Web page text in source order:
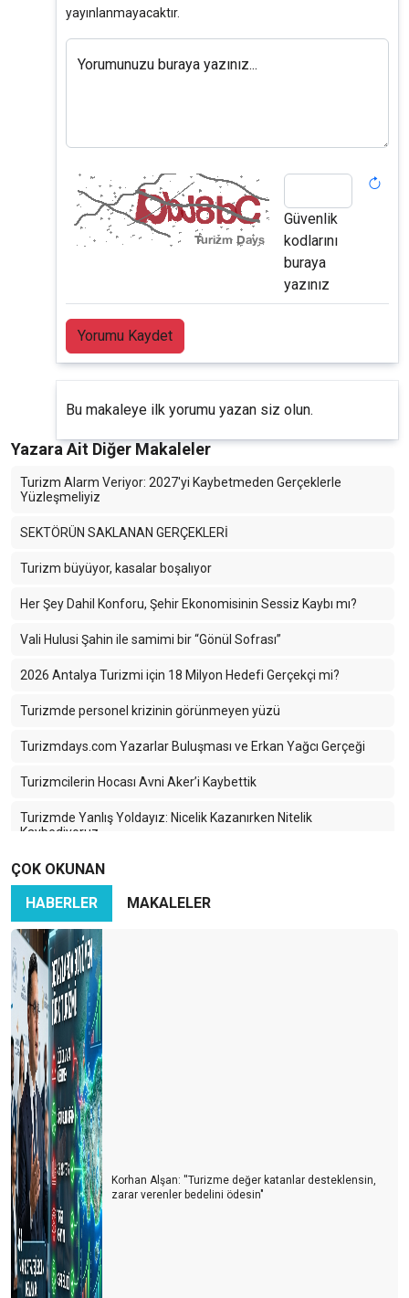
yayınlanmayacaktır.
Yorumunuzu buraya yazınız...
Güvenlik
kodlarını
buraya
yazınız
Yorumu Kaydet
Bu makaleye ilk yorumu yazan siz olun.
Yazara Ait Diğer Makaleler
Turizm Alarm Veriyor: 2027'yi Kaybetmeden Gerçeklerle
Yüzleşmeliyiz
SEKTÖRÜN SAKLANAN GERÇEKLERİ
Turizm büyüyor, kasalar boşalıyor
Her Şey Dahil Konforu, Şehir Ekonomisinin Sessiz Kaybı mı?
Vali Hulusi Şahin ile samimi bir “Gönül Sofrası”
2026 Antalya Turizmi için 18 Milyon Hedefi Gerçekçi mi?
Turizmde personel krizinin görünmeyen yüzü
Turizmdays.com Yazarlar Buluşması ve Erkan Yağcı Gerçeği
Turizmcilerin Hocası Avni Aker’i Kaybettik
Turizmde Yanlış Yoldayız: Nicelik Kazanırken Nitelik
Kaybediyoruz
Türkiye Turizminde 2025: Ayağımıza Kurşun Sıkıyoruz
Karadeniz’in Sessiz Güzelliği: Turizmin Yükselen Yıldızı Ama
Hangi Bedelle?
İran-İsrail Savaşı Turizmi Vurdu: Türk Turizmi Tehlikede mi?
Azerbaycan Turizme Göz Kırpıyor
Türkiye’nin En Büyük Rakibi: Yine Türkiye
Turizmcinin Bitmeyen Çilesi: Bir Kriz Biter, Yenisi Başlar!
Turizm Sektörü Nereye Gidiyor?
Turizmci İkilem içinde
2024 Yılı Turizm Değerlendirmesi ve 2025 Beklentileri
Antalya Turizm Fuarı: Türk Turizminin Yükselen Değeri
Turizmde Dostane Buluşmaların Gücü: Turizmdays.com 7.
Yazarlar Buluşması
Türkiye’nin Altın Yumurtlayan Tavuğunu Koruma Zamanı
ÇOK OKUNAN
HABERLER
MAKALELER
Korhan Alşan: ''Turizme değer katanlar desteklensin,
zarar verenler bedelini ödesin"